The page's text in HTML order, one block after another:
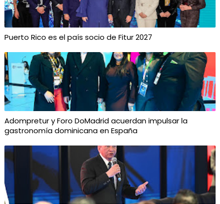
Puerto Rico es el país socio de Fitur 2027
Adompretur y Foro DoMadrid acuerdan impulsar la
gastronomía dominicana en España